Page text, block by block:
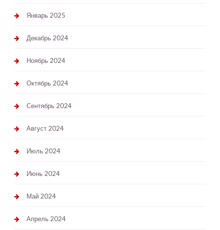
Январь 2025
Декабрь 2024
Ноябрь 2024
Октябрь 2024
Сентябрь 2024
Август 2024
Июль 2024
Июнь 2024
Май 2024
Апрель 2024